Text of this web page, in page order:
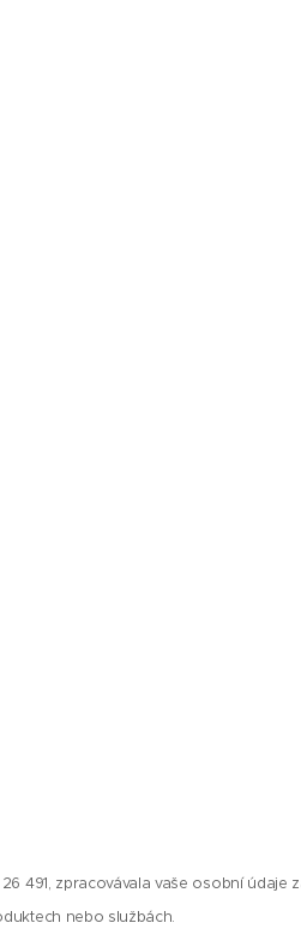
491, zpracovávala vaše osobní údaje
nebo službách.